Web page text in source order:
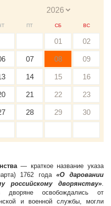
ПТ СБ ВС
01 02
07 08 09
14 15 16
21 22 23
28 29 30
— краткое название указа
1762 года«О даровании
российскому дворянству».
освобождались от
и военной службы, могли